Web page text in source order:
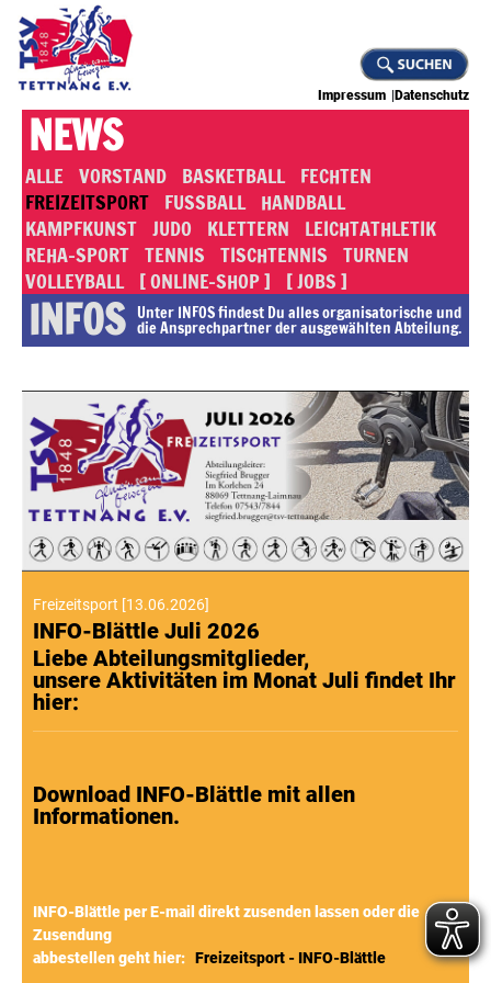
Impressum Datenschutz
NEWS
ALLE VORSTAND BASKETBALL FECHTEN
FREIZEITSPORT FUSSBALL HANDBALL
KAMPFKUNST JUDO KLETTERN
LEICHTATHLETIK
REHA-SPORT TENNIS TISCHTENNIS TURNEN
VOLLEYBALL [ ONLINE-SHOP ] [ JOBS ]
INFOS Unter INFOS findest Du alles or­ga­ni­sa­to­rische und
die An­sprech­part­ner der ausgewählten Abteilung.
Freizeitsport [13.06.2026]
INFO-Blättle Juli 2026
Liebe Abteilungsmitglieder,
unsere Aktivitäten im Monat Juli findet Ihr
hier:
Download INFO-Blättle mit allen
Informationen.
INFO-Blättle per E-mail direkt zusenden lassen oder die
Zusendung
abbestellen geht hier: Freizeitsport - INFO-Blättle